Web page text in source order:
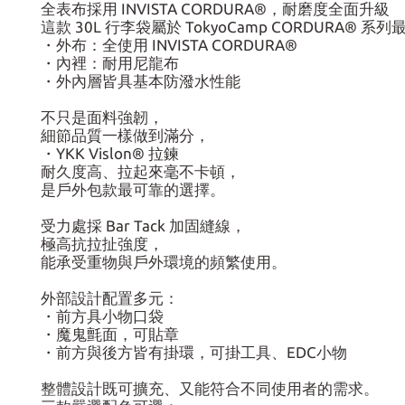
全表布採用 INVISTA CORDURA®，耐磨度全面升級
這款 30L 行李袋屬於 TokyoCamp CORDURA® 系列
・外布：全使用 INVISTA CORDURA®
・內裡：耐用尼龍布
・外內層皆具基本防潑水性能
不只是面料強韌，
細節品質一樣做到滿分，
・YKK Vislon® 拉鍊
耐久度高、拉起來毫不卡頓，
是戶外包款最可靠的選擇。
受力處採 Bar Tack 加固縫線，
極高抗拉扯強度，
能承受重物與戶外環境的頻繁使用。
外部設計配置多元：
・前方具小物口袋
・魔鬼氈面，可貼章
・前方與後方皆有掛環，可掛工具、EDC小物
整體設計既可擴充、又能符合不同使用者的需求。